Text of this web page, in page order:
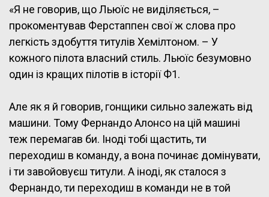
«Я не говорив, що Льюїс не виділяється, –
прокоментував Ферстаппен свої ж слова про
легкість здобуття титулів Хемілтоном. – У
кожного пілота власний стиль. Льюїс безумовно
один із кращих пілотів в історії Ф1.
Але як я й говорив, гонщики сильно залежать від
машини. Тому Фернандо Алонсо на цій машині
теж перемагав би. Іноді тобі щастить, ти
переходиш в команду, а вона починає домінувати,
і ти завойовуєш титули. А іноді, як сталося з
Фернандо, ти переходиш в команди не в той